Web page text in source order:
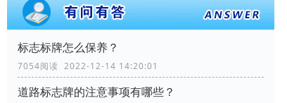
标志标牌怎么保养？
7054阅读 2022-12-14 14:20:01
道路标志牌的注意事项有哪些？